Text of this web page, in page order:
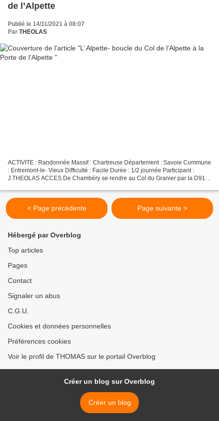
de l’Alpette
Publié le 14/11/2021 à 08:07
Par THEOLAS
ACTIVITE : Randonnée Massif : Chartreuse Département : Savoie Commune
: Entremont-le- Vieux Difficulté : Facile Durée : 1/2 journée Participant :
J.THEOLAS ACCES De Chambéry se rendre au Col du Granier par la D912
< Page précédente Page suivante >
Hébergé par Overblog
Top articles
Pages
Contact
Signaler un abus
C.G.U.
Cookies et données personnelles
Préférences cookies
Voir le profil de THOMAS sur le portail Overblog
Créer un blog sur Overblog
Créer un blog